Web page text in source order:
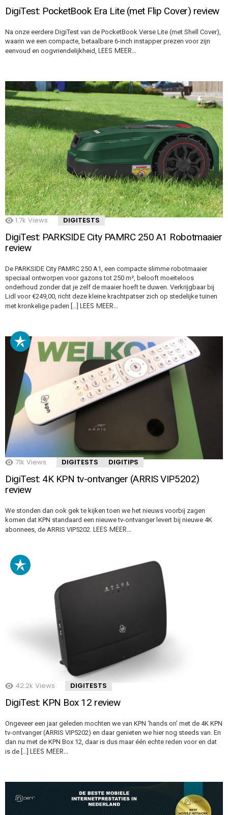
DigiTest: PocketBook Era Lite (met Flip Cover) review
Na onze eerdere DigiTest van de PocketBook Verse Lite (met Shell Cover),
waarin we een compacte, betaalbare 6-inch instapper prezen voor zijn
eenvoud en oogvriendelijkheid, LEES MEER…
1.7k Views DIGITESTS
DigiTest: PARKSIDE City PAMRC 250 A1 Robotmaaier
review
De PARKSIDE City PAMRC 250 A1, een compacte slimme robotmaaier
speciaal ontworpen voor gazons tot 250 m², belooft moeiteloos
onderhoud zonder dat je zelf de maaier hoeft te duwen. Verkrijgbaar bij
Lidl voor €249,00, richt deze kleine krachtpatser zich op stedelijke tuinen
met kronkelige paden […] LEES MEER…
71k Views DIGITESTS DIGITIPS
DigiTest: 4K KPN tv-ontvanger (ARRIS VIP5202)
review
We stonden dan ook gek te kijken toen we het nieuws voorbij zagen
komen dat KPN standaard een nieuwe tv-ontvanger levert bij nieuwe 4K
abonnees, de ARRIS VIP5202. LEES MEER…
42.2k Views DIGITESTS
DigiTest: KPN Box 12 review
Ongeveer een jaar geleden mochten we van KPN ‘hands on’ met de 4K KPN
tv-ontvanger (ARRIS VIP5202) en daar genieten we hier nog steeds van. En
dan nu met de KPN Box 12, daar is dus maar één echte reden voor en dat
is de […] LEES MEER…